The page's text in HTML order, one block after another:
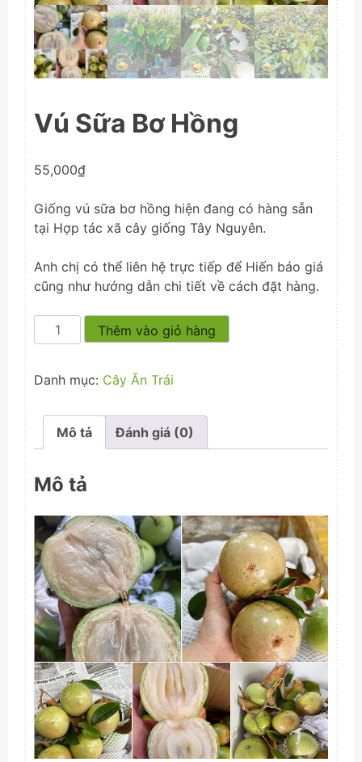
Vú Sữa Bơ Hồng
55,000₫
Giống vú sữa bơ hồng hiện đang có hàng sẵn
tại Hợp tác xã cây giống Tây Nguyên.
Anh chị có thể liên hệ trực tiếp để Hiến báo giá
cũng như hướng dẫn chi tiết về cách đặt hàng.
Sữa
Hồng
lượng
Thêm vào giỏ hàng
Danh mục: Cây Ăn Trái
Mô tả Đánh giá (0)
Mô tả